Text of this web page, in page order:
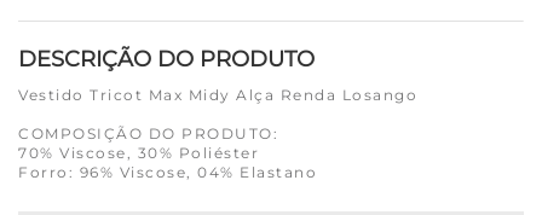
DESCRIÇÃO DO PRODUTO
Vestido Tricot Max Midy Alça Renda Losango
COMPOSIÇÃO DO PRODUTO:
70% Viscose, 30% Poliéster
Forro: 96% Viscose, 04% Elastano